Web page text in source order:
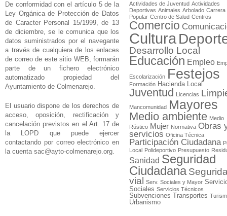
De conformidad con el artículo 5 de la
Ley Orgánica de Protección de Datos
de Caracter Personal 15/1999, de 13
de diciembre, se le comunica que los
datos suministrados por el navegante
a través de cualquiera de los enlaces
de correo de este sitio WEB, formarán
parte de un fichero electrónico
automatizado propiedad del
Ayuntamiento de Colmenarejo.
El usuario dispone de los derechos de
acceso, oposición, rectificación y
cancelación previstos en el Art. 17 de
la LOPD que puede ejercer
contactando por correo electrónico en
la cuenta sac@ayto-colmenarejo.org.
Actividades de Juventud Actividades
Deportivas Animales Arbolado Carrera
Popular Centro de Salud Centros
Comercio
Cultura
Desarrollo Local
Educación Empleo
Escolarización Festejos
Formación Hacienda Local
Juventud Licencias
Mancomunidad Mayores
Medio ambiente Medio
Rústico Mujer Normativa Obras
servicios Oficina Técnica
Participación Ciudadana
Local Polideportivo Presupuesto
Sanidad Seguridad
Ciudadana
vial
Serv. Sociales y Mayor
Sociales Servicios Técnicos
Subvenciones Transportes
Urbanismo